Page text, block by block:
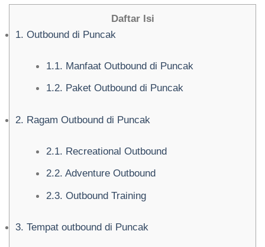
Daftar Isi
1. Outbound di Puncak
1.1. Manfaat Outbound di Puncak
1.2. Paket Outbound di Puncak
2. Ragam Outbound di Puncak
2.1. Recreational Outbound
2.2. Adventure Outbound
2.3. Outbound Training
3. Tempat outbound di Puncak